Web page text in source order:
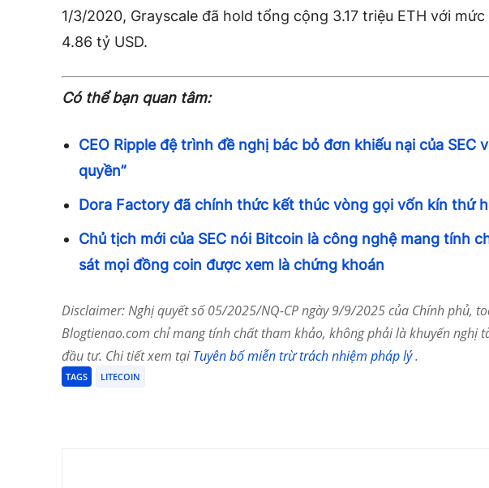
1/3/2020, Grayscale đã hold tổng cộng 3.17 triệu ETH với
4.86 ​​tỷ USD.
Có thể bạn quan tâm:
CEO Ripple đệ trình đề nghị bác bỏ đơn khiếu nại của SEC
quyền”
Dora Factory đã chính thức kết thúc vòng gọi vốn kín thứ
Chủ tịch mới của SEC nói Bitcoin là công nghệ mang tính
sát mọi đồng coin được xem là chứng khoán
Disclaimer: Nghị quyết số 05/2025/NQ-CP ngày 9/9/2025 của Chính phủ,
Blogtienao.com chỉ mang tính chất tham khảo, không phải là khuyến nghị
đầu tư. Chi tiết xem tạiTuyên bố miễn trừ trách nhiệm pháp lý.
TAGS LITECOIN